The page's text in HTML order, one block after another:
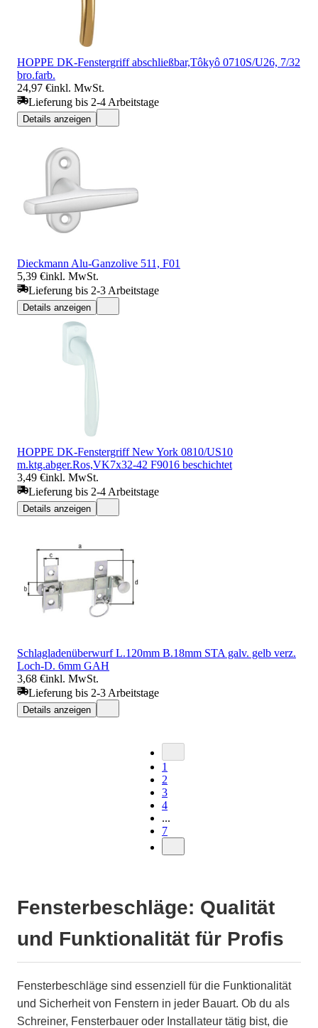
HOPPE DK-Fenstergriff abschließbar,Tôkyô 0710S/U26, 7/32
bro.farb.
24,97 €inkl. MwSt.
Lieferung bis 2-4 Arbeitstage
Details anzeigen
Dieckmann Alu-Ganzolive 511, F01
5,39 €inkl. MwSt.
Lieferung bis 2-3 Arbeitstage
Details anzeigen
HOPPE DK-Fenstergriff New York 0810/US10
m.ktg.abger.Ros,VK7x32-42 F9016 beschichtet
3,49 €inkl. MwSt.
Lieferung bis 2-4 Arbeitstage
Details anzeigen
Schlagladenüberwurf L.120mm B.18mm STA galv. gelb verz.
Loch-D. 6mm GAH
3,68 €inkl. MwSt.
Lieferung bis 2-3 Arbeitstage
Details anzeigen
1
2
3
4
...
7
Fensterbeschläge: Qualität
und Funktionalität für Profis
Fensterbeschläge sind essenziell für die Funktionalität
und Sicherheit von Fenstern in jeder Bauart. Ob du als
Schreiner, Fensterbauer oder Installateur tätig bist, die